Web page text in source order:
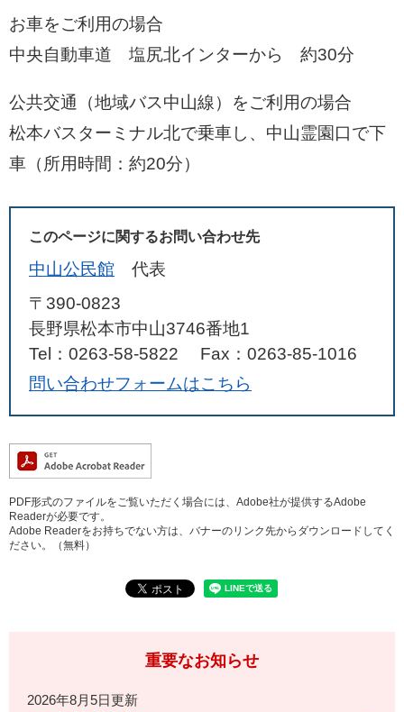
お車をご利用の場合
中央自動車道 塩尻北インターから 約30分
公共交通（地域バス中山線）をご利用の場合
松本バスターミナル北で乗車し、中山霊園口で下
車（所用時間：約20分）
このページに関するお問い合わせ先
中山公民館
代表
〒390-0823
長野県松本市中山3746番地1
Tel：0263-58-5822
Fax：0263-85-1016
問い合わせフォームはこちら
PDF形式のファイルをご覧いただく場合には、Adobe社が提供するAdobe
Readerが必要です。
Adobe Readerをお持ちでない方は、バナーのリンク先からダウンロードしてく
ださい。（無料）
重要なお知らせ
2026年8月5日更新